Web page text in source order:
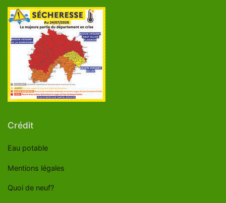
Crédit
Eau potable
Mentions légales
Quoi de neuf?